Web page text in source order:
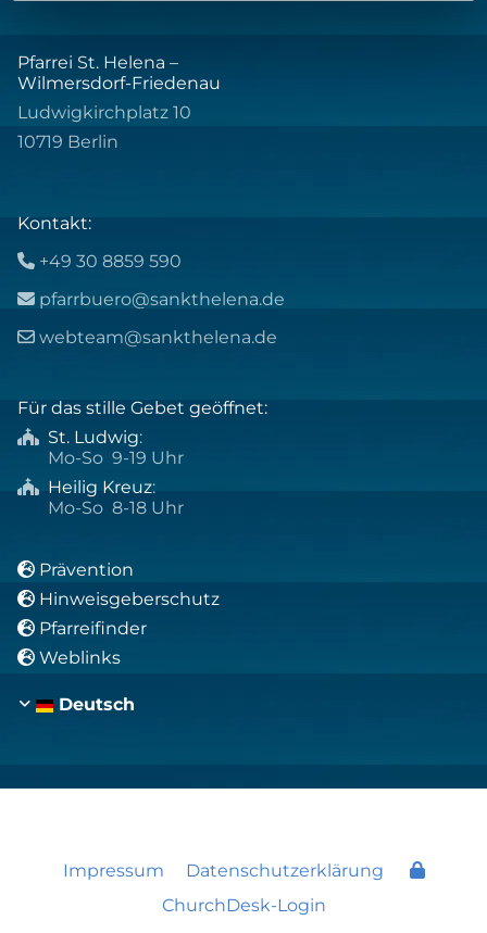
Pfarrei St. Helena –
Wilmersdorf-Friedenau
Ludwigkirchplatz 10
10719 Berlin
Kontakt:
 +49 30 8859 590
 pfarrbuero@sankthelena.de
 webteam@sankthelena.de
Für das stille Gebet geöffnet:
 St. Ludwig:
Mo-So 9-19 Uhr
 Heilig Kreuz:
Mo-So 8-18 Uhr
 Prävention
 Hinweisgeberschutz
 Pfarreifinder
 Weblinks
Deutsch
Impressum
Datenschutzerklärung
ChurchDesk-Login